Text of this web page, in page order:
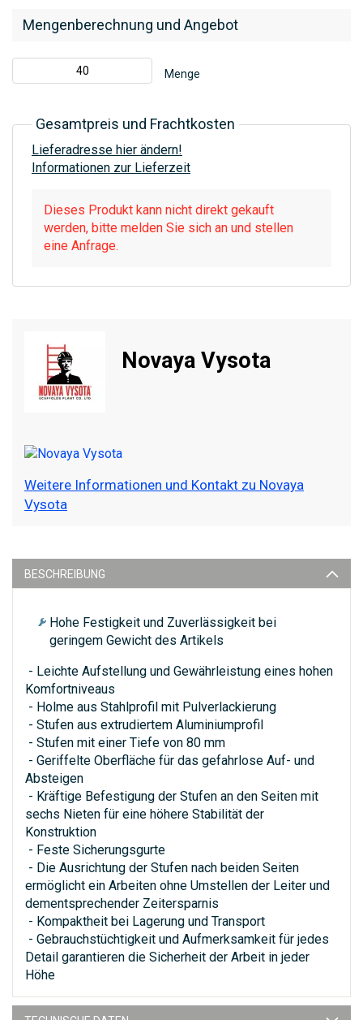
Mengenberechnung und Angebot
Menge
Gesamtpreis und Frachtkosten
Lieferadresse hier ändern!
Informationen zur Lieferzeit
Dieses Produkt kann nicht direkt gekauft
werden, bitte melden Sie sich an und stellen
eine Anfrage.
Novaya Vysota
Weitere Informationen und Kontakt zu Novaya
Vysota
BESCHREIBUNG
Hohe Festigkeit und Zuverlässigkeit bei
geringem Gewicht des Artikels
- Leichte Aufstellung und Gewährleistung eines hohen
Komfortniveaus
- Holme aus Stahlprofil mit Pulverlackierung
- Stufen aus extrudiertem Aluminiumprofil
- Stufen mit einer Tiefe von 80 mm
- Geriffelte Oberfläche für das gefahrlose Auf- und
Absteigen
- Kräftige Befestigung der Stufen an den Seiten mit
sechs Nieten für eine höhere Stabilität der
Konstruktion
- Feste Sicherungsgurte
- Die Ausrichtung der Stufen nach beiden Seiten
ermöglicht ein Arbeiten ohne Umstellen der Leiter und
dementsprechender Zeitersparnis
- Kompaktheit bei Lagerung und Transport
- Gebrauchstüchtigkeit und Aufmerksamkeit für jedes
Detail garantieren die Sicherheit der Arbeit in jeder
Höhe